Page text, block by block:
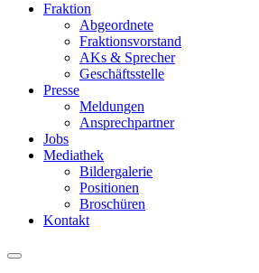
Fraktion
Abgeordnete
Fraktions­vorstand
AKs & Sprecher
Geschäftsstelle
Presse
Meldungen
Ansprechpartner
Jobs
Mediathek
Bildergalerie
Positionen
Broschüren
Kontakt